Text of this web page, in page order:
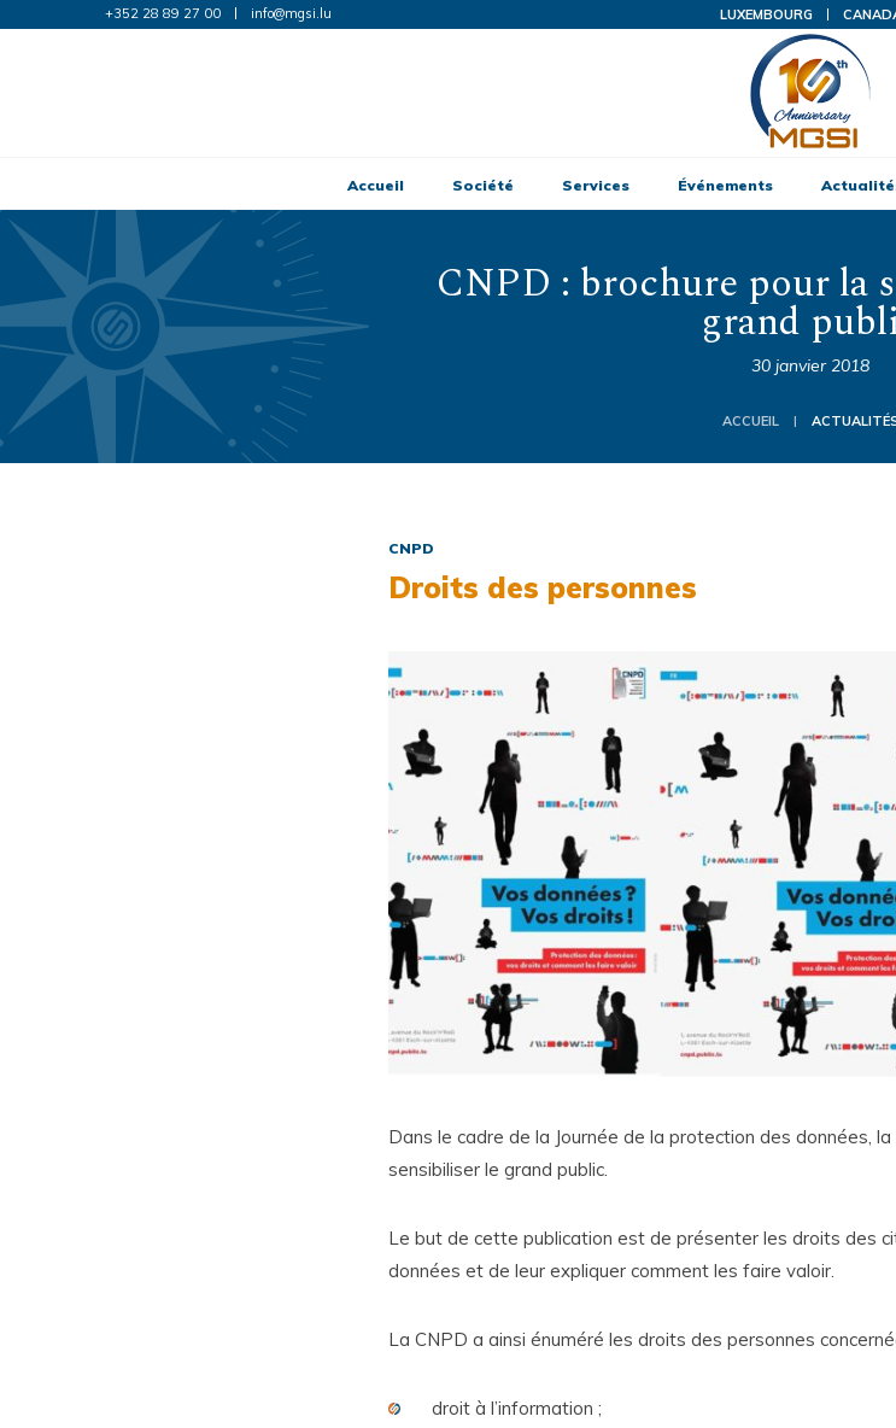
+352 28 89 27 00 info@mgsi.lu LUXEMBOURG
Accueil Société Services Événements
CNPD : brochure pour la
grand
30 janvier 2018
ACCUEIL |
CNPD
Droits des personnes
Dans le cadre de la Journée de la protection des données,
sensibiliser le grand public.
Le but de cette publication est de présenter les droits des
données et de leur expliquer comment les faire valoir.
La CNPD a ainsi énuméré les droits des personnes
droit à l’information ;